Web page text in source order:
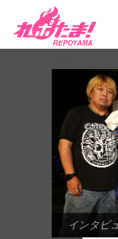
インタビ